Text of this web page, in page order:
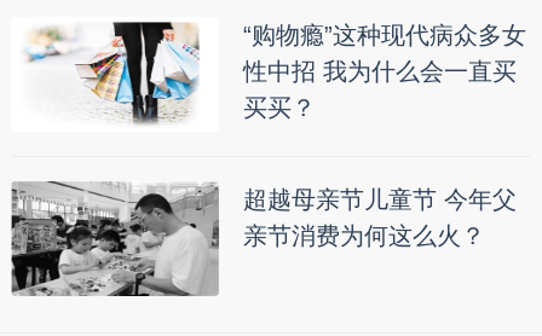
“购物瘾”这种现代病众多女
性中招 我为什么会一直买
买买？
超越母亲节儿童节 今年父
亲节消费为何这么火？